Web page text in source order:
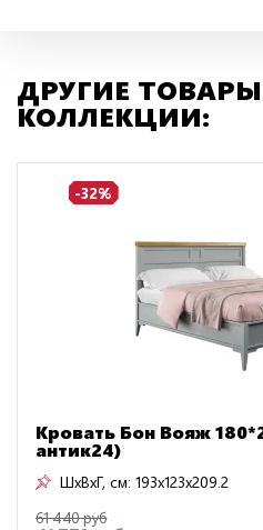
ДРУГИЕ
КОЛЛЕКЦИИ:
-32%
Кровать Бон Вояж
антик24)
ШxВxГ, см: 193x123x209.2
61 440 руб